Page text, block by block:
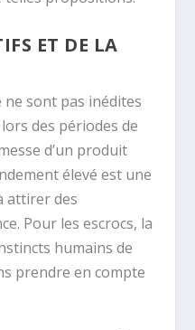
ET DE LA
ne sont pas inédites
des périodes de
d’un produit
élevé est une
attirer des
Pour les escrocs, la
humains de
prendre en compte